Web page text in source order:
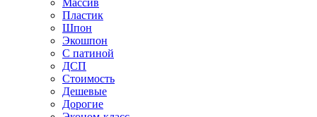
Массив
Пластик
Шпон
Экошпон
С патиной
ДСП
Стоимость
Дешевые
Дорогие